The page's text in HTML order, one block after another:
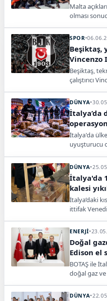
Malta
olması
kurtarıldı.
SPOR•
Beşiktaş,
Vincenzo
Beşiktaş,
çalıştırıcı
DÜNYA•
İtalya’da
İtalya'da
uyuşturucu
geçirildi.
DÜNYA•
İtalya'da
kalesi
İtalya’daki
ittifak
elde etti.
ENERJİ•
Doğal
Edison el
BOTAŞ ile
doğal gaz
DÜNYA•